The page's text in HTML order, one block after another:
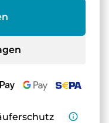
info_outline